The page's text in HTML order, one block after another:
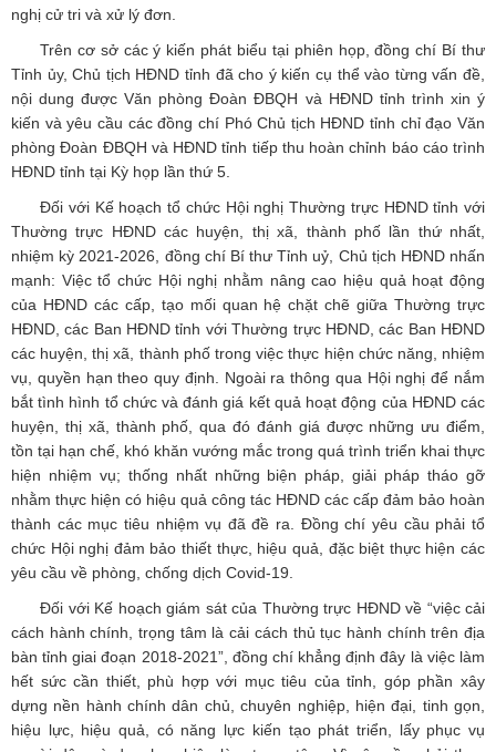
nghị cử tri và xử lý đơn.
Trên cơ sở các ý kiến phát biểu tại phiên họp, đồng chí Bí thư
Tỉnh ủy, Chủ tịch HĐND tỉnh đã cho ý kiến cụ thể vào từng vấn đề,
nội dung được Văn phòng Đoàn ĐBQH và HĐND tỉnh trình xin ý
kiến và yêu cầu các đồng chí Phó Chủ tịch HĐND tỉnh chỉ đạo Văn
phòng Đoàn ĐBQH và HĐND tỉnh tiếp thu hoàn chỉnh báo cáo trình
HĐND tỉnh tại Kỳ họp lần thứ 5.
Đối với Kế hoạch tổ chức Hội nghị Thường trực HĐND tỉnh với
Thường trực HĐND các huyện, thị xã, thành phố lần thứ nhất,
nhiệm kỳ 2021-2026, đồng chí Bí thư Tỉnh uỷ, Chủ tịch HĐND nhấn
mạnh: Việc tổ chức Hội nghị nhằm nâng cao hiệu quả hoạt động
của HĐND các cấp, tạo mối quan hệ chặt chẽ giữa Thường trực
HĐND, các Ban HĐND tỉnh với Thường trực HĐND, các Ban HĐND
các huyện, thị xã, thành phố trong việc thực hiện chức năng, nhiệm
vụ, quyền hạn theo quy định. Ngoài ra thông qua Hội nghị để nắm
bắt tình hình tổ chức và đánh giá kết quả hoạt động của HĐND các
huyện, thị xã, thành phố, qua đó đánh giá được những ưu điểm,
tồn tại hạn chế, khó khăn vướng mắc trong quá trình triển khai thực
hiện nhiệm vụ; thống nhất những biện pháp, giải pháp tháo gỡ
nhằm thực hiện có hiệu quả công tác HĐND các cấp đảm bảo hoàn
thành các mục tiêu nhiệm vụ đã đề ra. Đồng chí yêu cầu phải tổ
chức Hội nghị đảm bảo thiết thực, hiệu quả, đặc biệt thực hiện các
yêu cầu về phòng, chống dịch Covid-19.
Đối với Kế hoạch giám sát của Thường trực HĐND về “việc cải
cách hành chính, trọng tâm là cải cách thủ tục hành chính trên địa
bàn tỉnh giai đoạn 2018-2021”, đồng chí khẳng định đây là việc làm
hết sức cần thiết, phù hợp với mục tiêu của tỉnh, góp phần xây
dựng nền hành chính dân chủ, chuyên nghiệp, hiện đại, tinh gọn,
hiệu lực, hiệu quả, có năng lực kiến tạo phát triển, lấy phục vụ